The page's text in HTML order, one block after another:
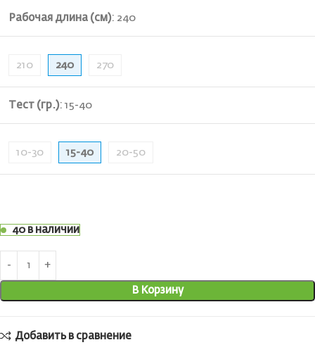
Рабочая длина (см): 240
210 240 270
Тест (гр.): 15-40
10-30 15-40 20-50
40 в наличии
В Корзину
Добавить в сравнение